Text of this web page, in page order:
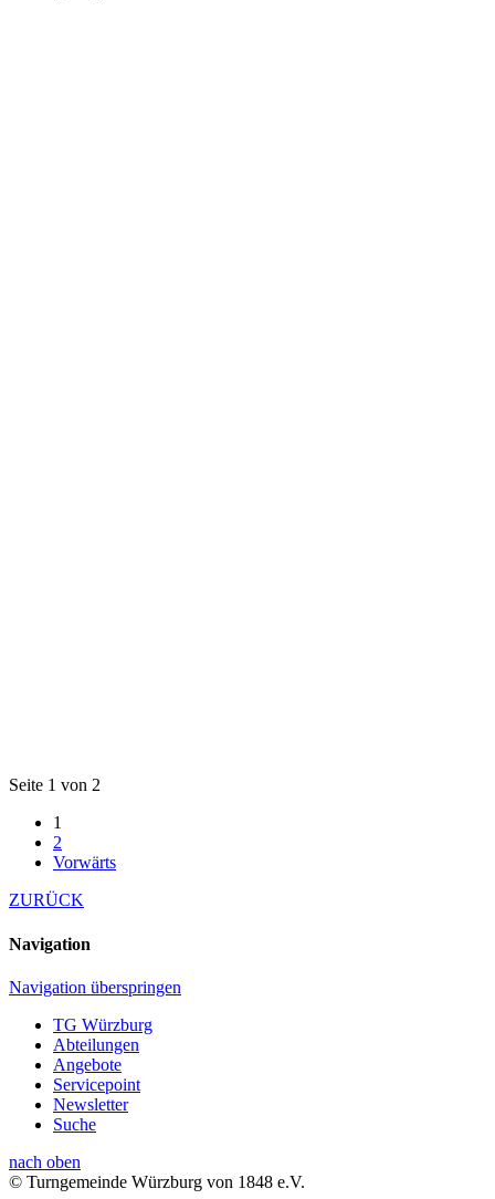
Seite 1 von 2
1
2
Vorwärts
ZURÜCK
Navigation
Navigation überspringen
TG Würzburg
Abteilungen
Angebote
Servicepoint
Newsletter
Suche
nach oben
© Turngemeinde Würzburg von 1848 e.V.